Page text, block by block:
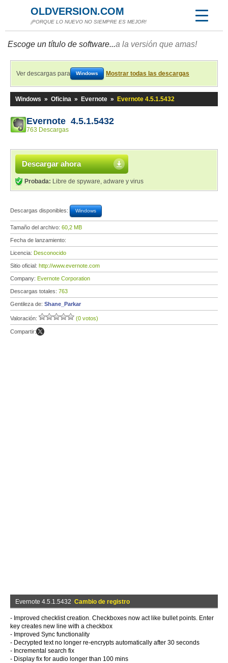
OLDVERSION.COM
¡PORQUE LO NUEVO NO SIEMPRE ES MEJOR!
Escoge un título de software...a la versión que amas!
Ver descargas para Windows Mostrar todas las descargas
Windows » Oficina » Evernote » Evernote 4.5.1.5432
Evernote 4.5.1.5432
763 Descargas
Descargar ahora
Probada: Libre de spyware, adware y virus
Descargas disponibles: Windows
Tamaño del archivo: 60,2 MB
Fecha de lanzamiento:
Licencia: Desconocido
Sitio oficial: http://www.evernote.com
Company: Evernote Corporation
Descargas totales: 763
Gentileza de: Shane_Parkar
Valoración: (0 votos)
Compartir:
Evernote 4.5.1.5432 Cambio de registro
- Improved checklist creation. Checkboxes now act like bullet points. Enter
key creates new line with a checkbox
- Improved Sync functionality
- Decrypted text no longer re-encrypts automatically after 30 seconds
- Incremental search fix
- Display fix for audio longer than 100 mins